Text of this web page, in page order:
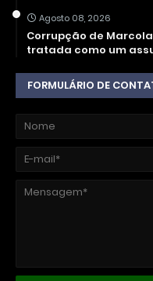
Agosto 08, 2026
Corrupção de
tratada como um
FORMULÁRIO DE